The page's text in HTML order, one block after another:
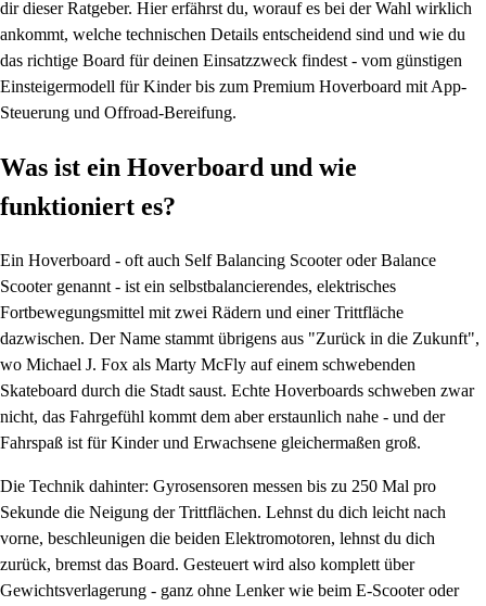
dir dieser Ratgeber. Hier erfährst du, worauf es bei der Wahl wirklich
ankommt, welche technischen Details entscheidend sind und wie du
das richtige Board für deinen Einsatzzweck findest - vom günstigen
Einsteigermodell für Kinder bis zum Premium Hoverboard mit App-
Steuerung und Offroad-Bereifung.
Was ist ein Hoverboard und wie
funktioniert es?
Ein Hoverboard - oft auch Self Balancing Scooter oder Balance
Scooter genannt - ist ein selbstbalancierendes, elektrisches
Fortbewegungsmittel mit zwei Rädern und einer Trittfläche
dazwischen. Der Name stammt übrigens aus "Zurück in die Zukunft",
wo Michael J. Fox als Marty McFly auf einem schwebenden
Skateboard durch die Stadt saust. Echte Hoverboards schweben zwar
nicht, das Fahrgefühl kommt dem aber erstaunlich nahe - und der
Fahrspaß ist für Kinder und Erwachsene gleichermaßen groß.
Die Technik dahinter: Gyrosensoren messen bis zu 250 Mal pro
Sekunde die Neigung der Trittflächen. Lehnst du dich leicht nach
vorne, beschleunigen die beiden Elektromotoren, lehnst du dich
zurück, bremst das Board. Gesteuert wird also komplett über
Gewichtsverlagerung - ganz ohne Lenker wie beim E-Scooter oder